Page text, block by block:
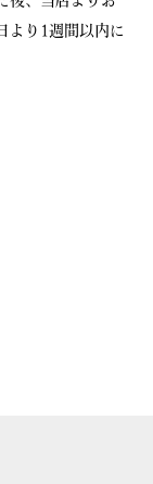
より1週間以内に